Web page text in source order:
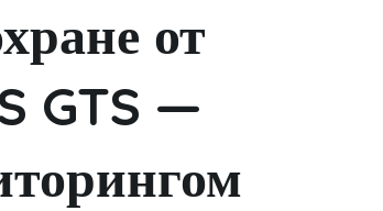
от
GTS —